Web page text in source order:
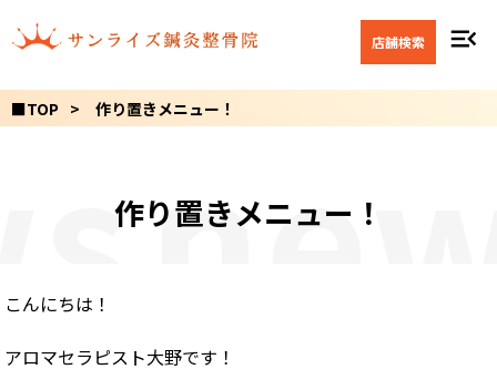
店舗検索 menu_open
■TOP 作り置きメニュー！
作り置きメニュー！
こんにちは！
アロマセラピスト大野です！